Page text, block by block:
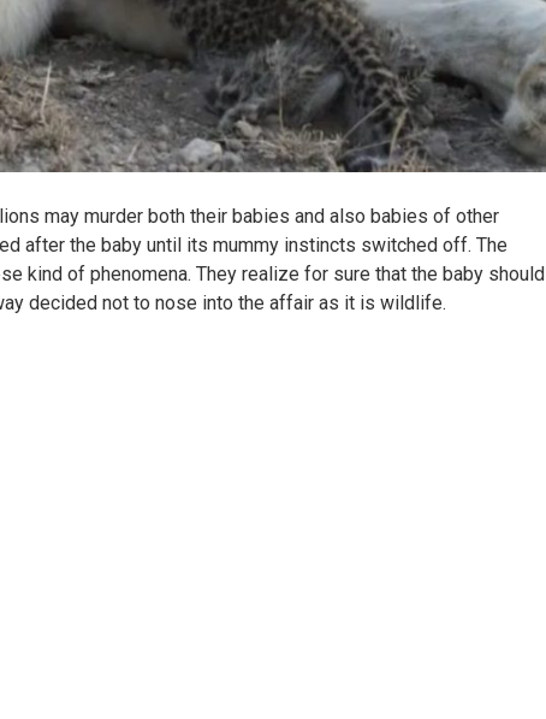
may murder both their babies and also babies of other
after the baby until its mummy instincts switched off. The
kind of phenomena. They realize for sure that the baby should
decided not to nose into the affair as it is wildlife.